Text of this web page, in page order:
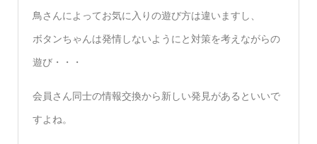
鳥さんによってお気に入りの遊び方は違いますし、
ボタンちゃんは発情しないようにと対策を考えながらの
遊び・・・
会員さん同士の情報交換から新しい発見があるといいで
すよね。